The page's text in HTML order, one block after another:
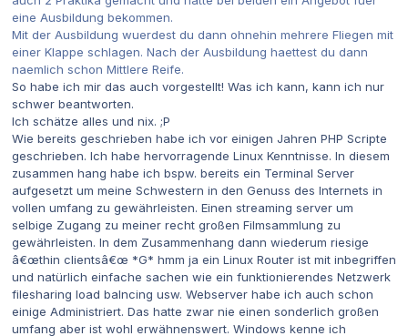
eine Ausbildung bekommen.
Mit der Ausbildung wuerdest du dann ohnehin mehrere Fliegen mit
einer Klappe schlagen. Nach der Ausbildung haettest du dann
naemlich schon Mittlere Reife.
So habe ich mir das auch vorgestellt! Was ich kann, kann ich nur
schwer beantworten.
Ich schätze alles und nix. ;P
Wie bereits geschrieben habe ich vor einigen Jahren PHP Scripte
geschrieben. Ich habe hervorragende Linux Kenntnisse. In diesem
zusammen hang habe ich bspw. bereits ein Terminal Server
aufgesetzt um meine Schwestern in den Genuss des Internets in
vollen umfang zu gewährleisten. Einen streaming server um
selbige Zugang zu meiner recht großen Filmsammlung zu
gewährleisten. In dem Zusammenhang dann wiederum riesige
â€œthin clientsâ€œ *G* hmm ja ein Linux Router ist mit inbegriffen
und natürlich einfache sachen wie ein funktionierendes Netzwerk
filesharing load balncing usw. Webserver habe ich auch schon
einige Administriert. Das hatte zwar nie einen sonderlich großen
umfang aber ist wohl erwähnenswert. Windows kenne ich